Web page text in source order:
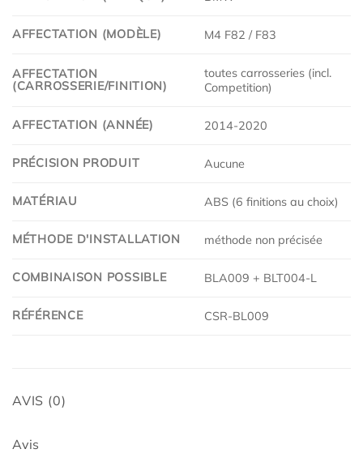
AFFECTATION (MODÈLE) M4 F82 / F83
AFFECTATION
(CARROSSERIE/FINITION)
toutes carrosseries (incl.
Competition)
AFFECTATION (ANNÉE) 2014-2020
PRÉCISION PRODUIT Aucune
MATÉRIAU ABS (6 finitions au choix)
MÉTHODE D'INSTALLATION méthode non précisée
COMBINAISON POSSIBLE BLA009 + BLT004-L
RÉFÉRENCE CSR-BL009
AVIS (0)
Avis